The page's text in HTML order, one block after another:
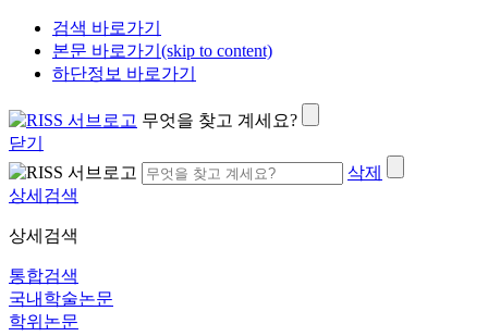
검색 바로가기
본문 바로가기(skip to content)
하단정보 바로가기
무엇을 찾고 계세요?
닫기
삭제
상세검색
상세검색
통합검색
국내학술논문
학위논문